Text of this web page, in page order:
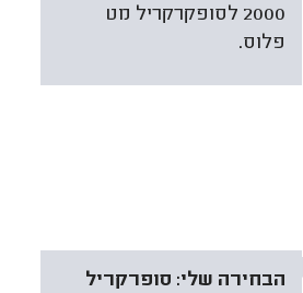
2000 לסופקרקריל מט
פלוס.
הבחירה שלי: סופרקריל